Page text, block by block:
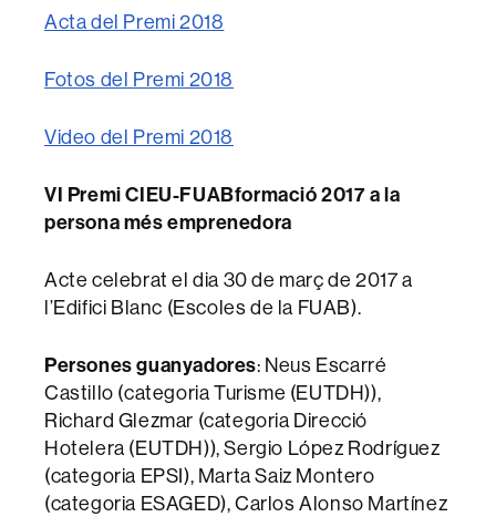
Acta del Premi 2018
Fotos del Premi 2018
Video del Premi 2018
VI Premi CIEU-FUABformació 2017 a la
persona més emprenedora
Acte celebrat el dia 30 de març de 2017 a
l’Edifici Blanc (Escoles de la FUAB).
Persones guanyadores: Neus Escarré
Castillo (categoria Turisme (EUTDH)),
Richard Glezmar (categoria Direcció
Hotelera (EUTDH)), Sergio López Rodríguez
(categoria EPSI), Marta Saiz Montero
(categoria ESAGED), Carlos Alonso Martínez